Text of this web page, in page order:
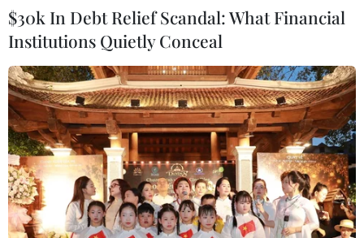
Bộ Y tế: Dịch bệnh truyền nhiễm dự báo
có nguy cơ lây lan các biến thể mới
06/02/2024 09:59
Dịch bệnh truyền nhiễm trên thế giới và tại Việt Nam dự
báo vẫn diễn biến khó lường và tiếp tục có nguy cơ
xuất hiện, lây lan các biến thể mới, các dịch bệnh truyền
nhiễm nguy hiểm mới nổi.
$30k In Debt Relief Scandal: What Financial
Institutions Quietly Conceal